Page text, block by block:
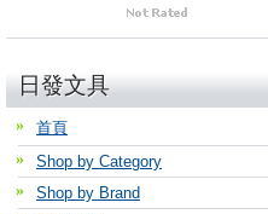
日發文具
首頁
Shop by Category
Shop by Brand